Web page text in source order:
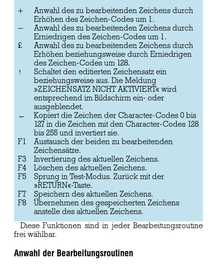
+
Anwahl des zu bearbeitenden Zeichens durch
Erhöhen des Zeichen-Codes um 1.
−
Anwahl des zu bearbeitenden Zeichens durch
Erniedrigen des Zeichen-Codes um 1.
£
Anwahl des zu bearbeitenden Zeichens durch
Erhöhen beziehungsweise durch Erniedrigen
des Zeichen-Codes um 128.
↑
Schaltet den editierten Zeichensatz ein
beziehungsweise aus. Die Meldung
»ZEICHENSATZ NICHT AKTIVIERT« wird
entsprechend im Bildschirm ein- oder
ausgeblendet.
←
Kopiert die Zeichen der Character-Codes 0 bis
127 in die Zeichen mit den Character-Codes 128
bis 255 und invertiert sie.
F1
Austausch der beiden zu bearbeitenden
Zeichensätze.
F3
Invertierung des aktuellen Zeichens.
F4
Löschen des aktuellen Zeichens.
F5
Sprung in Test-Modus. Zurück mit der
»RETURN«-Taste.
F7
Speichern des aktuellen Zeichens.
F8
Übernehmen des gespeicherten Zeichens
anstelle des aktuellen Zeichens.
Diese Funktionen sind in jeder Bearbeitungsroutine
frei wählbar.
Anwahl der Bearbeitungsroutinen